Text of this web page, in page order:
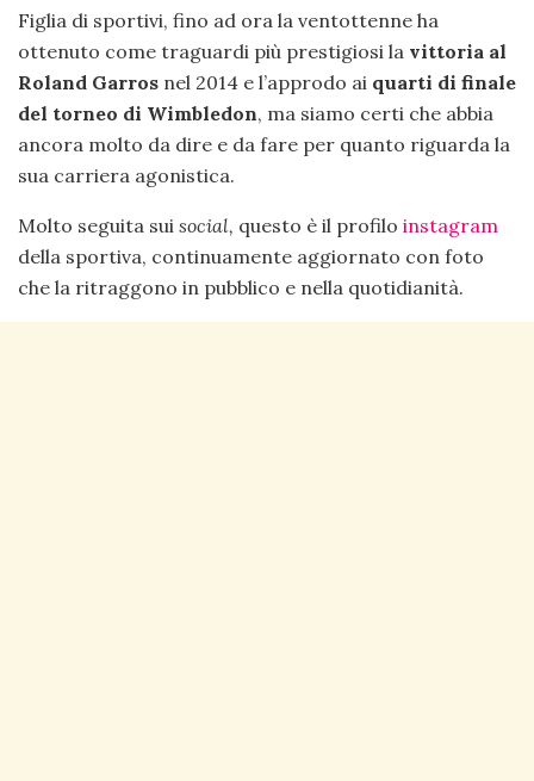
Figlia di sportivi, fino ad ora la ventottenne ha
ottenuto come traguardi più prestigiosi la vittoria al
Roland Garros nel 2014 e l’approdo ai quarti di finale
del torneo di Wimbledon, ma siamo certi che abbia
ancora molto da dire e da fare per quanto riguarda la
sua carriera agonistica.
Molto seguita sui social, questo è il profilo instagram
della sportiva, continuamente aggiornato con foto
che la ritraggono in pubblico e nella quotidianità.